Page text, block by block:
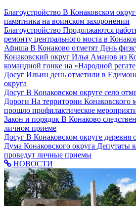
Благоустройство В Конаковском
памятника на воинском захоронении
Благоустройство Продолжаются
ремонту центрального моста в
Афиша В Конаково отметят День
Конаковский округ Илья Аманов из
командной гонке на «Народной
Досуг Ильин день отметили в
округа
Досуг В Конаковском округе село
Дороги На территории Конаковского
прошло профилактическое
Закон и порядок В Конаково
личном приеме
Досуг В Конаковском округе деревня
Дума Конаковского округа Депутаты
проведут личные приемы
НОВОСТИ